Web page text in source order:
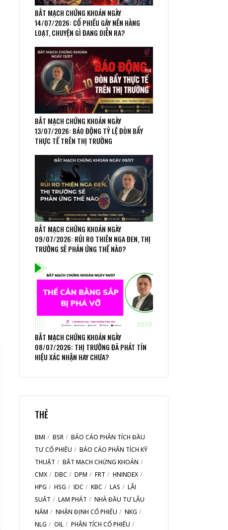
BẮT MẠCH CHỨNG KHOÁN NGÀY
14/07/2026: CỔ PHIẾU GÃY NỀN HÀNG
LOẠT, CHUYỆN GÌ ĐANG DIỄN RA?
BẮT MẠCH CHỨNG KHOÁN NGÀY
13/07/2026: BÁO ĐỘNG TỶ LỆ ĐÒN BẨY
THỰC TẾ TRÊN THỊ TRƯỜNG
BẮT MẠCH CHỨNG KHOÁN NGÀY
09/07/2026: RỦI RO THIÊN NGA ĐEN, THỊ
TRƯỜNG SẼ PHẢN ỨNG THẾ NÀO?
BẮT MẠCH CHỨNG KHOÁN NGÀY
08/07/2026: THỊ TRƯỜNG ĐÃ PHÁT TÍN
HIỆU XÁC NHẬN HAY CHƯA?
THẺ
BMI BSR
BÁO CÁO PHÂN TÍCH ĐẦU
TƯ CỔ PHIẾU
BÁO CÁO PHÂN TÍCH KỸ
THUẬT
BẮT MẠCH CHỨNG KHOÁN
CMX
DBC DPM FRT
HNINDEX
HPG
HSG IDC KBC LAS
LÃI
SUẤT
LẠM PHÁT
NHÀ ĐẦU TƯ LÂU
NĂM
NHẬN ĐỊNH CỔ PHIẾU
NKG
NLG
OIL
PHÂN TÍCH CỔ PHIẾU